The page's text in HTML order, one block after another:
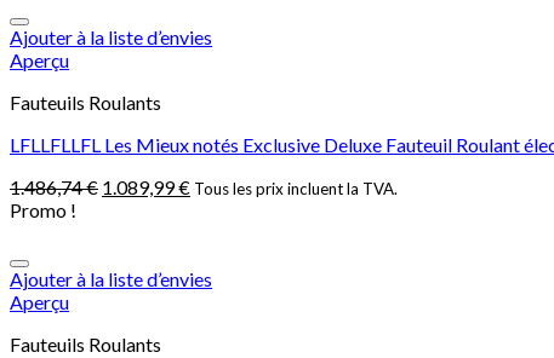
Ajouter à la liste d’envies
Aperçu
Fauteuils Roulants
LFLLFLLFL Les Mieux notés Exclusive Deluxe Fauteuil Roulant
1.486,74€ 1.089,99€ Tous les prix incluent la TVA.
Promo !
Ajouter à la liste d’envies
Aperçu
Fauteuils Roulants